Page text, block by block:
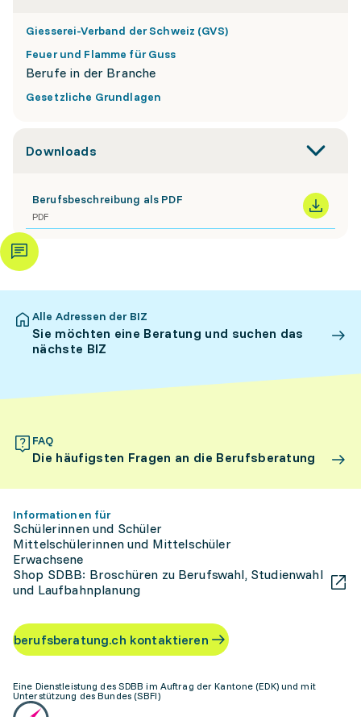
Giesserei-Verband der Schweiz (GVS)
Feuer und Flamme für Guss
Berufe in der Branche
Gesetzliche Grundlagen
Downloads
Berufsbeschreibung als PDF
PDF
Alle Adressen der BIZ
Sie möchten eine Beratung und suchen das
nächste BIZ
FAQ
Die häufigsten Fragen an die Berufsberatung
Informationen für
Schülerinnen und Schüler
Mittelschülerinnen und Mittelschüler
Erwachsene
Shop SDBB: Broschüren zu Berufswahl, Studienwahl
und Laufbahnplanung
berufsberatung.ch kontaktieren
Eine Dienstleistung des SDBB im Auftrag der Kantone (EDK) und mit
Unterstützung des Bundes (SBFI)